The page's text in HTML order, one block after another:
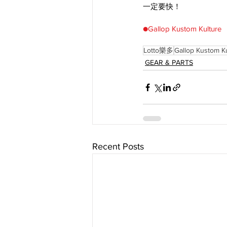
一定要快！
●Gallop Kustom Kulture
Lotto樂多Gallop Kustom
GEAR & PARTS
Recent Posts